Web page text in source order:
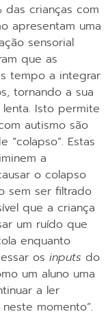
crianças com
apresentam uma
sensorial
que as
tempo a integrar
tornando a sua
Isto permite
autismo são
“colapso”. Estas
a
o colapso
sem ser filtrado
que a criança
um ruído que
enquanto
os inputs do
um aluno uma
a ler
momento”.